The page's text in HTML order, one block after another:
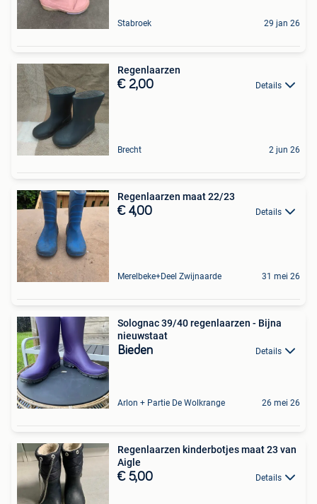
Stabroek 29 jan 26
Regenlaarzen
€ 2,00 Details
Brecht 2 jun 26
Regenlaarzen maat 22/23
€ 4,00 Details
Merelbeke+Deel Zwijnaarde 31 mei 26
Solognac 39/40 regenlaarzen - Bijna
nieuwstaat
Bieden Details
Arlon + Partie De Wolkrange 26 mei 26
Regenlaarzen kinderbotjes maat 23 van
Aigle
€ 5,00 Details